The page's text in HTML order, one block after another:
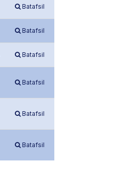
Batafsil
Batafsil
Batafsil
Batafsil
Batafsil
Batafsil